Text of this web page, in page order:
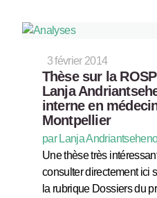
3 février 2014
Thèse sur la
Lanja
interne en
Montpellier
par Lanja
Une thèse très
consulter directement ici
la rubrique Dossiers du